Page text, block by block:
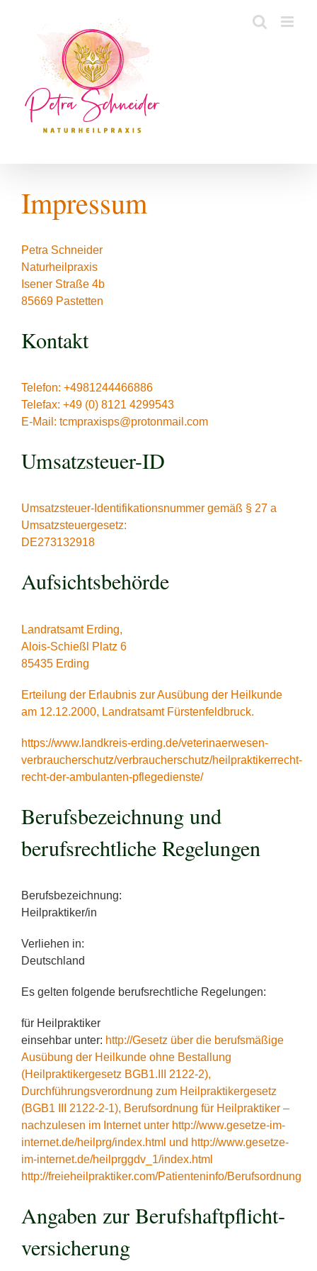
Impressum
Petra Schneider
Naturheilpraxis
Isener Straße 4b
85669 Pastetten
Kontakt
Telefon: +4981244466886
Telefax: +49 (0) 8121 4299543
E-Mail: tcmpraxisps@protonmail.com
Umsatzsteuer-ID
Umsatzsteuer-Identifikationsnummer gemäß § 27 a
Umsatzsteuergesetz:
DE273132918
Aufsichtsbehörde
Landratsamt Erding,
Alois-Schießl Platz 6
85435 Erding
Erteilung der Erlaubnis zur Ausübung der Heilkunde
am 12.12.2000, Landratsamt Fürstenfeldbruck.
https://www.landkreis-erding.de/veterinaerwesen-
verbraucherschutz/verbraucherschutz/heilpraktikerrecht-
recht-der-ambulanten-pflegedienste/
Berufsbezeichnung und
berufsrechtliche Regelungen
Berufsbezeichnung:
Heilpraktiker/in
Verliehen in:
Deutschland
Es gelten folgende berufsrechtliche Regelungen:
für Heilpraktiker
einsehbar unter: http://Gesetz über die berufsmäßige
Ausübung der Heilkunde ohne Bestallung
(Heilpraktikergesetz BGB1.III 2122-2),
Durchführungsverordnung zum Heilpraktikergesetz
(BGB1 III 2122-2-1), Berufsordnung für Heilpraktiker –
nachzulesen im Internet unter http://www.gesetze-im-
internet.de/heilprg/index.html und http://www.gesetze-
im-internet.de/heilprggdv_1/index.html
http://freieheilpraktiker.com/Patienteninfo/Berufsordnung
Angaben zur Berufs­haftpflicht­
versicherung